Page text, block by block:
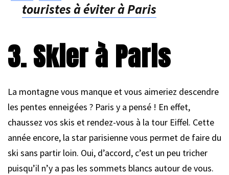
touristes à éviter à Paris
3. Skier à Paris
La montagne vous manque et vous aimeriez descendre
les pentes enneigées ? Paris y a pensé ! En effet,
chaussez vos skis et rendez-vous à la tour Eiffel. Cette
année encore, la star parisienne vous permet de faire du
ski sans partir loin. Oui, d’accord, c’est un peu tricher
puisqu’il n’y a pas les sommets blancs autour de vous.